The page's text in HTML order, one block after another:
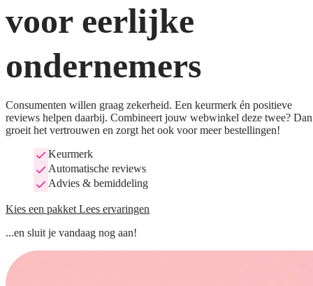
voor eerlijke
ondernemers
Consumenten willen graag zekerheid. Een keurmerk én positieve
reviews helpen daarbij. Combineert jouw webwinkel deze twee? Dan
groeit het vertrouwen en zorgt het ook voor meer bestellingen!
Keurmerk
Automatische reviews
Advies & bemiddeling
Kies een pakket Lees ervaringen
...en sluit je vandaag nog aan!